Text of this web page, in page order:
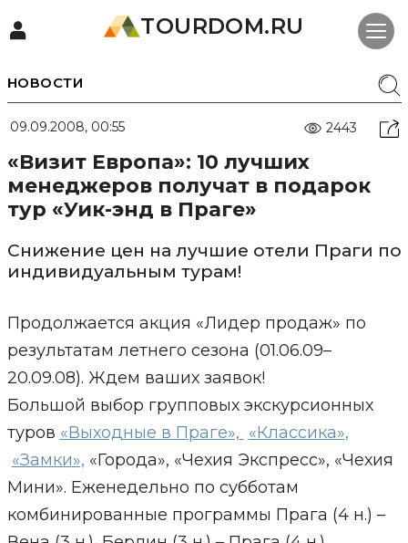
TOURDOM.RU
НОВОСТИ
09.09.2008, 00:55 2443
«Визит Европа»: 10 лучших
менеджеров получат в подарок
тур «Уик-энд в Праге»
Снижение цен на лучшие отели Праги по
индивидуальным турам!
Продолжается акция «Лидер продаж» по
результатам летнего сезона (01.06.09–
20.09.08). Ждем ваших заявок!
Большой выбор групповых экскурсионных
туров «Выходные в Праге», «Классика»,
«Замки», «Города», «Чехия Экспресс», «Чехия
Мини». Еженедельно по субботам
комбинированные программы Прага (4 н.) –